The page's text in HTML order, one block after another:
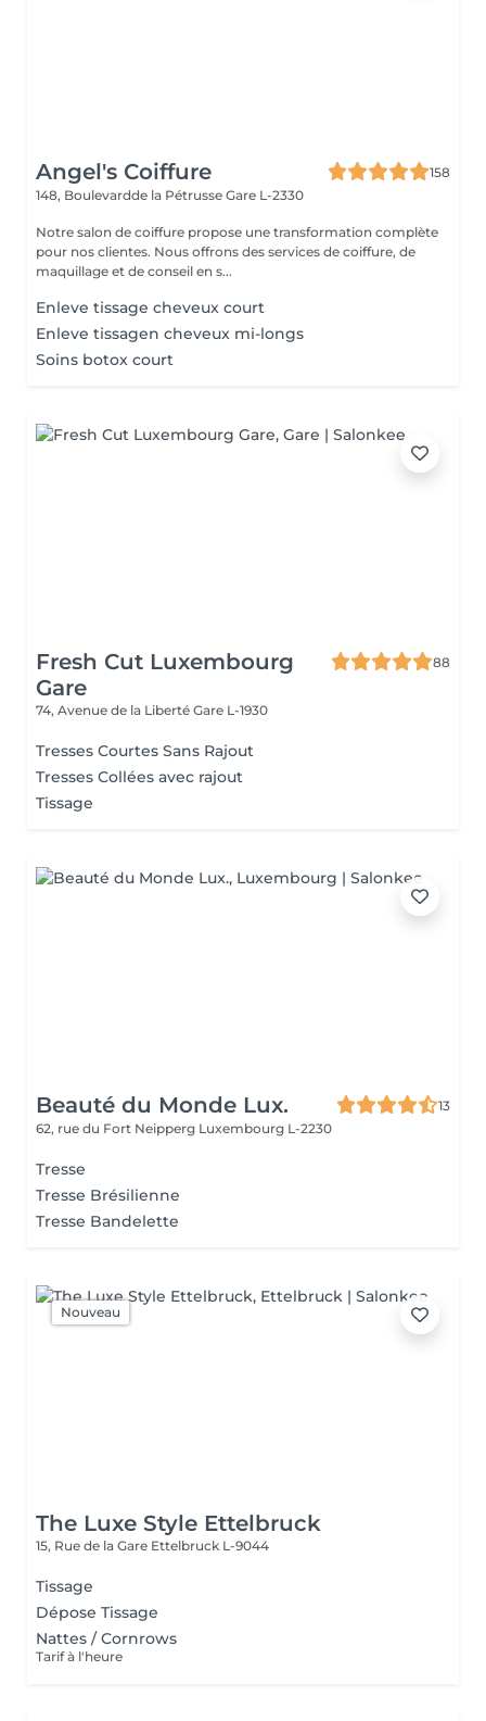
Angel's Coiffure
158
148, Boulevardde la Pétrusse Gare L-2330
Notre salon de coiffure propose une transformation complète
pour nos clientes. Nous offrons des services de coiffure, de
maquillage et de conseil en s...
Enleve tissage cheveux court
Enleve tissagen cheveux mi-longs
Soins botox court
Fresh Cut Luxembourg
Gare
88
74, Avenue de la Liberté Gare L-1930
Tresses Courtes Sans Rajout
Tresses Collées avec rajout
Tissage
Beauté du Monde Lux.
13
62, rue du Fort Neipperg Luxembourg L-2230
Tresse
Tresse Brésilienne
Tresse Bandelette
Nouveau
The Luxe Style Ettelbruck
15, Rue de la Gare Ettelbruck L-9044
Tissage
Dépose Tissage
Nattes / Cornrows
Tarif à l'heure